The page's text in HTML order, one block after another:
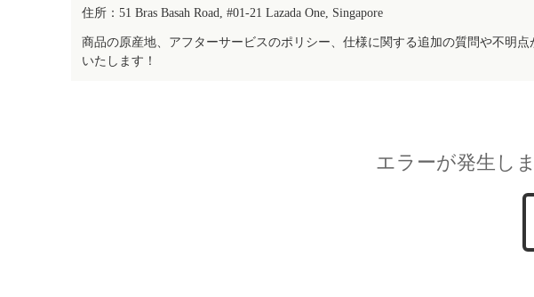
住所：51 Bras Basah Road, #01-21 Lazada One, Singapore
商品の原産地、アフターサービスのポリシー、仕様に関する追加の質問や不明
いたします！
エラーが発生し